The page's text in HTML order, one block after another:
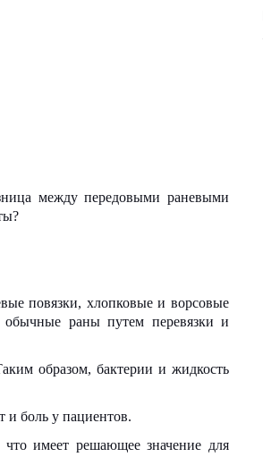
между передовыми раневыми
повязки, хлопковые и ворсовые
обычные раны путем перевязки и
образом, бактерии и жидкость
и боль у пациентов.
имеет решающее значение для